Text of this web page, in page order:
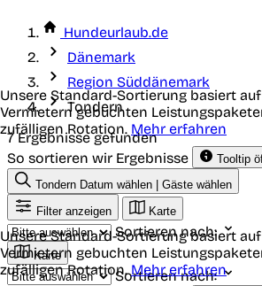
Hundeurlaub.de
Dänemark
Region Süddänemark
Tondern
7 Ergebnisse gefunden
So sortieren wir Ergebnisse
Tooltip
Unsere Standard-Sortierung basiert
Vermietern gebuchten
zufälligen Rotation. Mehr erfahren
Tondern Datum wählen | Gäste wählen
Filter anzeigen
Karte
Sortieren nach:
Karte
Sortieren nach:
Unsere Standard-Sortierung basiert
Vermietern gebuchten
zufälligen Rotation.Mehr erfahren